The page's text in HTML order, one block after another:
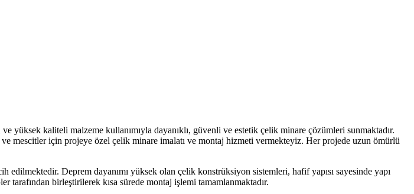
yüksek kaliteli malzeme kullanımıyla dayanıklı, güvenli ve estetik çelik minare çözümleri sunmaktadır.
mescitler için projeye özel çelik minare imalatı ve montaj hizmeti vermekteyiz. Her projede uzun ömürlü
edilmektedir. Deprem dayanımı yüksek olan çelik konstrüksiyon sistemleri, hafif yapısı sayesinde yapı
tarafından birleştirilerek kısa sürede montaj işlemi tamamlanmaktadır.